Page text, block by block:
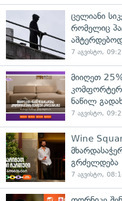
ცელიანი
რომელიც
7 აგვისტო,
მიიღეთ
ნაწილ
7 აგვისტო,
Wine
გრძელდება
7 აგვისტო,